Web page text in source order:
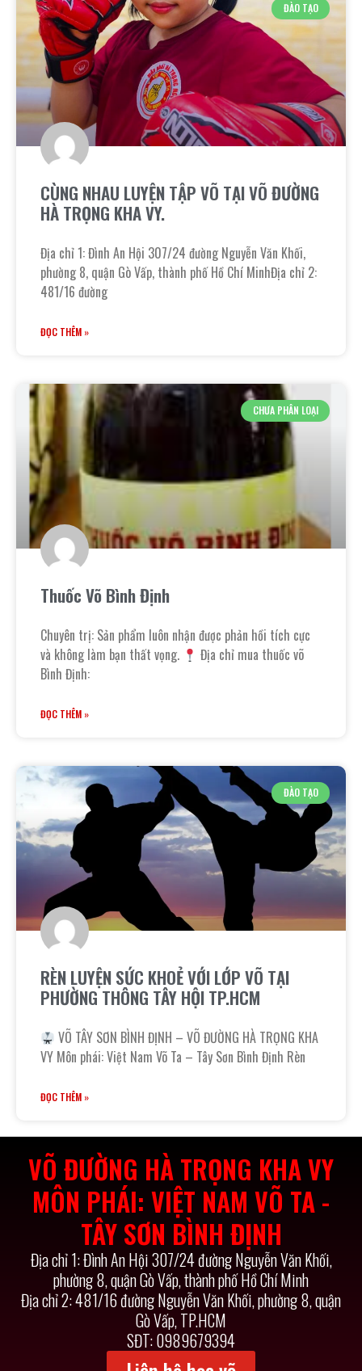
ĐÀO TẠO
CÙNG NHAU LUYỆN TẬP VÕ TẠI VÕ ĐƯỜNG
HÀ TRỌNG KHA VY.
Địa chỉ 1: Đình An Hội 307/24 đường Nguyễn Văn Khối,
phường 8, quận Gò Vấp, thành phố Hồ Chí MinhĐịa chỉ 2:
481/16 đường
ĐỌC THÊM »
CHƯA PHÂN LOẠI
Thuốc Võ Bình Định
Chuyên trị: Sản phẩm luôn nhận được phản hồi tích cực
và không làm bạn thất vọng.
Địa chỉ mua thuốc võ
Bình Định:
ĐỌC THÊM »
ĐÀO TẠO
RÈN LUYỆN SỨC KHOẺ VỚI LỚP VÕ TẠI
PHƯỜNG THÔNG TÂY HỘI TP.HCM
VÕ TÂY SƠN BÌNH ĐỊNH – VÕ ĐƯỜNG HÀ TRỌNG KHA
VY Môn phái: Việt Nam Võ Ta – Tây Sơn Bình Định Rèn
ĐỌC THÊM »
VÕ ĐƯỜNG HÀ TRỌNG KHA VY
MÔN PHÁI: VIỆT NAM VÕ TA -
TÂY SƠN BÌNH ĐỊNH
Địa chỉ 1: Đình An Hội 307/24 đường Nguyễn Văn Khối,
phường 8, quận Gò Vấp, thành phố Hồ Chí Minh
Địa chỉ 2: 481/16 đường Nguyễn Văn Khối, phường 8, quận
Gò Vấp, TP.HCM
SĐT: 0989679394